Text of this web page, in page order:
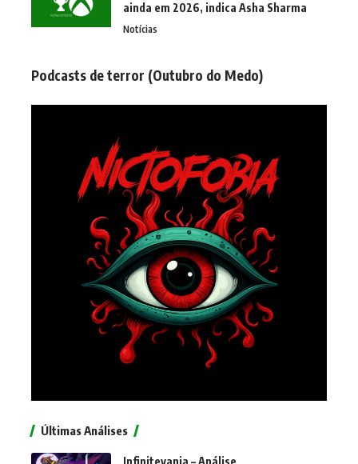
ainda em 2026, indica Asha Sharma
Notícias
Podcasts de terror (Outubro do Medo)
Últimas Análises
Infinitevania – Análise